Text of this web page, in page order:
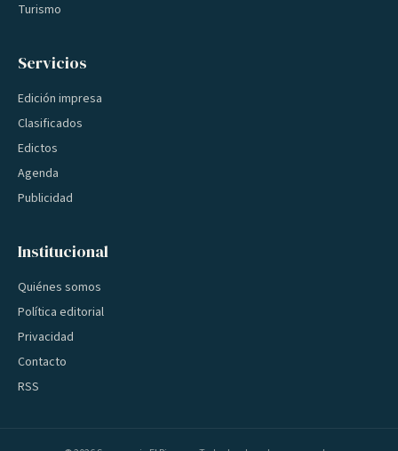
Turismo
Servicios
Edición impresa
Clasificados
Edictos
Agenda
Publicidad
Institucional
Quiénes somos
Política editorial
Privacidad
Contacto
RSS